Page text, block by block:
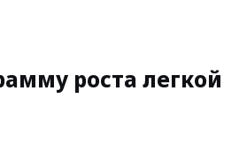
роста легкой